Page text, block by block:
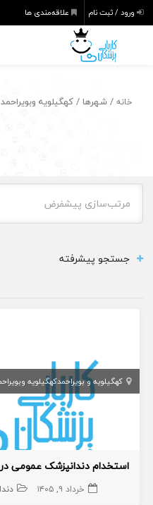
ورود / ثبت نام علاقه‌مندی ها
خانه / شهرها / کهگیلویه وبویراحمد
مرتب‌سازی پیشفرض
جستجو پیشرفته
کهگیلویه و بویراحمدکهگیلویه
استخدام دندانپزشک عمومی در
خرداد ۹, ۱۴۰۵